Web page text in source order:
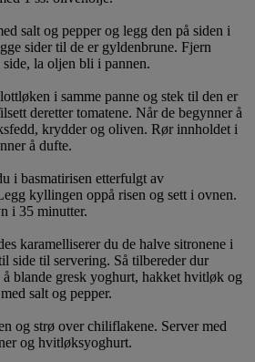
salt og pepper og legg den på siden i
sider til de er gyldenbrune. Fjern
la oljen bli i pannen.
i samme panne og stek til den er
deretter tomatene. Når de begynner å
krydder og oliven. Rør innholdet i
å dufte.
i basmatirisen etterfulgt av
kyllingen oppå risen og sett i ovnen.
i 35 minutter.
karamelliserer du de halve sitronene i
side til servering. Så tilbereder dur
blande gresk yoghurt, hakket hvitløk og
salt og pepper.
og strø over chiliflakene. Server med
og hvitløksyoghurt.